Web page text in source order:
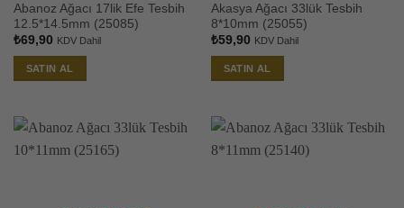
Abanoz Ağacı 17lik Efe Tesbih
12.5*14.5mm (25085)
₺69,90 KDV Dahil
SATIN AL
Akasya Ağacı 33lük Tesbih
8*10mm (25055)
₺59,90 KDV Dahil
SATIN AL